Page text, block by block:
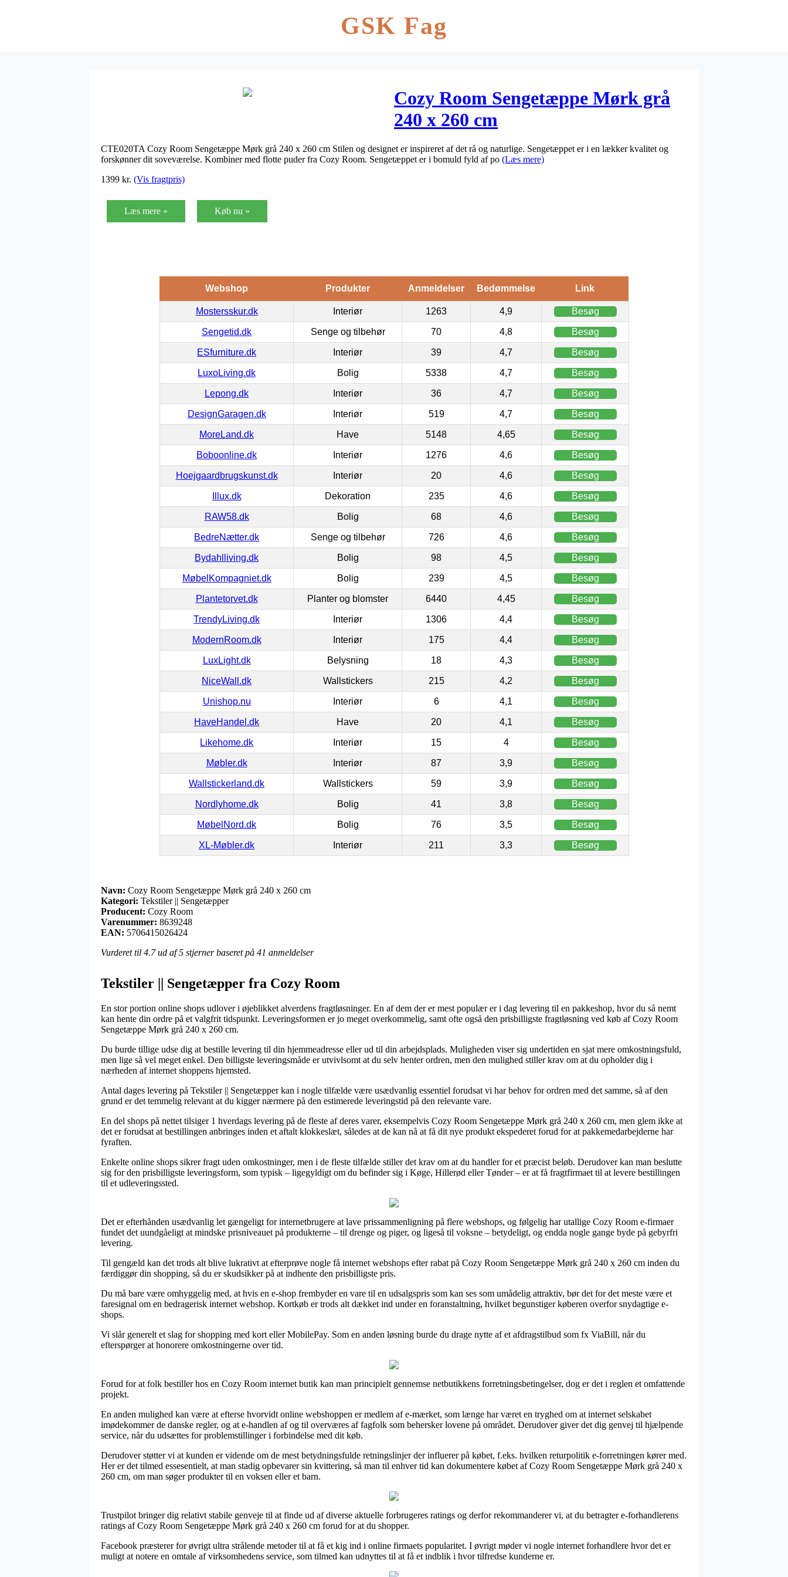
GSK Fag
Cozy Room Sengetæppe Mørk grå
240 x 260 cm
CTE020TA Cozy Room Sengetæppe Mørk grå 240 x 260 cm Stilen og designet er inspireret af det rå og naturlige. Sengetæppet er i en lækker kvalitet og
forskønner dit soveværelse. Kombiner med flotte puder fra Cozy Room. Sengetæppet er i bomuld fyld af po (Læs mere)
1399 kr. (Vis fragtpris)
Læs mere » Køb nu »
Webshop Produkter Anmeldelser Bedømmelse Link
Mostersskur.dk Interiør 1263 4,9 Besøg
Sengetid.dk Senge og tilbehør 70 4,8 Besøg
ESfurniture.dk Interiør 39 4,7 Besøg
LuxoLiving.dk Bolig 5338 4,7 Besøg
Lepong.dk Interiør 36 4,7 Besøg
DesignGaragen.dk Interiør 519 4,7 Besøg
MoreLand.dk Have 5148 4,65 Besøg
Boboonline.dk Interiør 1276 4,6 Besøg
Hoejgaardbrugskunst.dk Interiør 20 4,6 Besøg
Illux.dk Dekoration 235 4,6 Besøg
RAW58.dk Bolig 68 4,6 Besøg
BedreNætter.dk Senge og tilbehør 726 4,6 Besøg
Bydahlliving.dk Bolig 98 4,5 Besøg
MøbelKompagniet.dk Bolig 239 4,5 Besøg
Plantetorvet.dk Planter og blomster 6440 4,45 Besøg
TrendyLiving.dk Interiør 1306 4,4 Besøg
ModernRoom.dk Interiør 175 4,4 Besøg
LuxLight.dk Belysning 18 4,3 Besøg
NiceWall.dk Wallstickers 215 4,2 Besøg
Unishop.nu Interiør 6 4,1 Besøg
HaveHandel.dk Have 20 4,1 Besøg
Likehome.dk Interiør 15 4 Besøg
Møbler.dk Interiør 87 3,9 Besøg
Wallstickerland.dk Wallstickers 59 3,9 Besøg
Nordlyhome.dk Bolig 41 3,8 Besøg
MøbelNord.dk Bolig 76 3,5 Besøg
XL-Møbler.dk Interiør 211 3,3 Besøg
Navn: Cozy Room Sengetæppe Mørk grå 240 x 260 cm
Kategori: Tekstiler || Sengetæpper
Producent: Cozy Room
Varenummer: 8639248
EAN: 5706415026424
Vurderet til 4.7ud af 5 stjerner baseret på 41 anmeldelser
Tekstiler || Sengetæpper fra Cozy Room
En stor portion online shops udlover i øjeblikket alverdens fragtløsninger. En af dem der er mest populær er i dag levering til en pakkeshop, hvor du så nemt
kan hente din ordre på et valgfrit tidspunkt. Leveringsformen er jo meget overkommelig, samt ofte også den prisbilligste fragtløsning ved køb af Cozy Room
Sengetæppe Mørk grå 240 x 260 cm.
Du burde tillige udse dig at bestille levering til din hjemmeadresse eller ud til din arbejdsplads. Muligheden viser sig undertiden en sjat mere omkostningsfuld,
men lige så vel meget enkel. Den billigste leveringsmåde er utvivlsomt at du selv henter ordren, men den mulighed stiller krav om at du opholder dig i
nærheden af internet shoppens hjemsted.
Antal dages levering på Tekstiler || Sengetæpper kan i nogle tilfælde være usædvanlig essentiel forudsat vi har behov for ordren med det samme, så af den
grund er det temmelig relevant at du kigger nærmere på den estimerede leveringstid på den relevante vare.
En del shops på nettet tilsiger 1 hverdags levering på de fleste af deres varer, eksempelvis Cozy Room Sengetæppe Mørk grå 240 x 260 cm, men glem ikke at
det er forudsat at bestillingen anbringes inden et aftalt klokkeslæt, således at de kan nå at få dit nye produkt ekspederet forud for at pakkemedarbejderne har
fyraften.
Enkelte online shops sikrer fragt uden omkostninger, men i de fleste tilfælde stiller det krav om at du handler for et præcist beløb. Derudover kan man beslutte
sig for den prisbilligste leveringsform, som typisk – ligegyldigt om du befinder sig i Køge, Hillerød eller Tønder – er at få fragtfirmaet til at levere bestillingen
til et udleveringssted.
Det er efterhånden usædvanlig let gængeligt for internetbrugere at lave prissammenligning på flere webshops, og følgelig har utallige Cozy Room e-firmaer
fundet det uundgåeligt at mindske prisniveauet på produkterne – til drenge og piger, og ligeså til voksne – betydeligt, og endda nogle gange byde på gebyrfri
levering.
Til gengæld kan det trods alt blive lukrativt at efterprøve nogle få internet webshops efter rabat på Cozy Room Sengetæppe Mørk grå 240 x 260 cm inden du
færdiggør din shopping, så du er skudsikker på at indhente den prisbilligste pris.
Du må bare være omhyggelig med, at hvis en e-shop frembyder en vare til en udsalgspris som kan ses som umådelig attraktiv, bør det for det meste være et
faresignal om en bedragerisk internet webshop. Kortkøb er trods alt dækket ind under en foranstaltning, hvilket begunstiger køberen overfor snydagtige e-
shops.
Vi slår generelt et slag for shopping med kort eller MobilePay. Som en anden løsning burde du drage nytte af et afdragstilbud som fx ViaBill, når du
efterspørger at honorere omkostningerne over tid.
Forud for at folk bestiller hos en Cozy Room internet butik kan man principielt gennemse netbutikkens forretningsbetingelser, dog er det i reglen et omfattende
projekt.
En anden mulighed kan være at efterse hvorvidt online webshoppen er medlem af e-mærket, som længe har været en tryghed om at internet selskabet
imødekommer de danske regler, og at e-handlen af og til overværes af fagfolk som behersker lovene på området. Derudover giver det dig genvej til hjælpende
service, når du udsættes for problemstillinger i forbindelse med dit køb.
Derudover støtter vi at kunden er vidende om de mest betydningsfulde retningslinjer der influerer på købet, f.eks. hvilken returpolitik e-forretningen kører med.
Her er det tilmed essesentielt, at man stadig opbevarer sin kvittering, så man til enhver tid kan dokumentere købet af Cozy Room Sengetæppe Mørk grå 240 x
260 cm, om man søger produkter til en voksen eller et barn.
Trustpilot bringer dig relativt stabile genveje til at finde ud af diverse aktuelle forbrugeres ratings og derfor rekommanderer vi, at du betragter e-forhandlerens
ratings af Cozy Room Sengetæppe Mørk grå 240 x 260 cm forud for at du shopper.
Facebook præsterer for øvrigt ultra strålende metoder til at få et kig ind i online firmaets popularitet. I øvrigt møder vi nogle internet forhandlere hvor det er
muligt at notere en omtale af virksomhedens service, som tilmed kan udnyttes til at få et indblik i hvor tilfredse kunderne er.